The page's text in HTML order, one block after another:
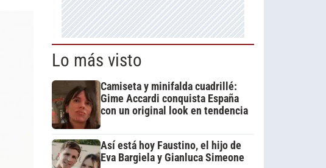
Lo más visto
Camiseta y minifalda cuadrillé:
Gime Accardi conquista España
con un original look en tendencia
Así está hoy Faustino, el hijo de
Eva Bargiela y Gianluca Simeone